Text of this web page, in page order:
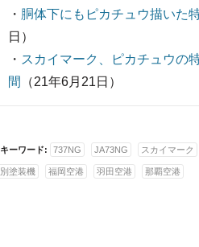
・ 胴体下にもピカチュウ描いた
日）
・ スカイマーク、ピカチュウ
間
（21年6月21日）
キーワード: 737NG JA73NG スカイマーク
別塗装機 福岡空港 羽田空港 那覇空港